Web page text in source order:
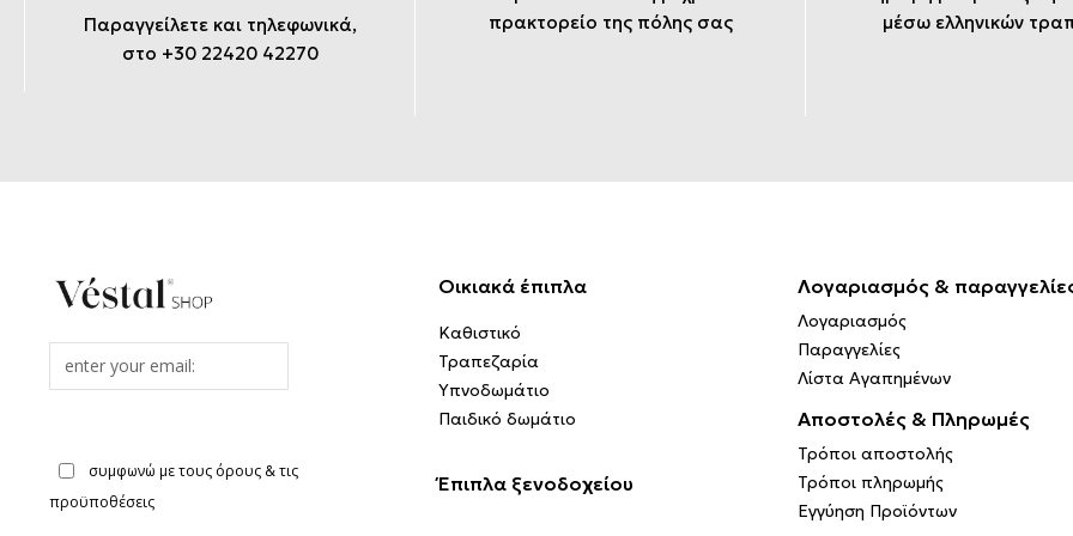
Παραγγείλετε και τηλεφωνικά,
στο +30 22420 42270
πρακτορείο της πόλης σας
μέσω ελληνικών
συμφωνώ με τους όρους & τις
προϋποθέσεις
Οικιακά έπιπλα
Καθιστικό
Τραπεζαρία
Υπνοδωμάτιο
Παιδικό δωμάτιο
Έπιπλα ξενοδοχείου
Λογαριασμός &
Λογαριασμός
Παραγγελίες
Λίστα Αγαπημένων
Αποστολές & Πληρωμές
Τρόποι αποστολής
Τρόποι πληρωμής
Εγγύηση Προϊόντων